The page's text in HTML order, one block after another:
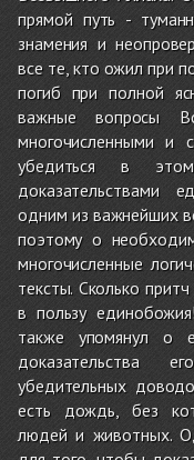
прямой путь -
знамения и
все те, кто ожил при
погиб при полной
важные вопросы
многочисленными и
убедиться в
доказательствами
одним из важнейших
поэтому о
многочисленные
тексты. Сколько
в пользу
также упомянул о
доказательства
убедительных
есть дождь, без
людей и животных.